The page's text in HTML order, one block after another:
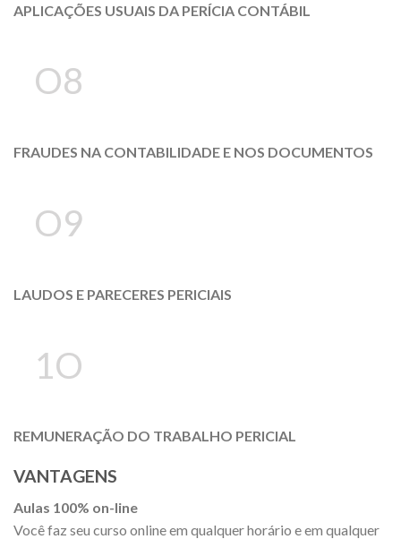
APLICAÇÕES USUAIS DA PERÍCIA CONTÁBIL
O8
FRAUDES NA CONTABILIDADE E NOS DOCUMENTOS
O9
LAUDOS E PARECERES PERICIAIS
1O
REMUNERAÇÃO DO TRABALHO PERICIAL
VANTAGENS
Aulas 100% on-line
Você faz seu curso online em qualquer horário e em qualquer